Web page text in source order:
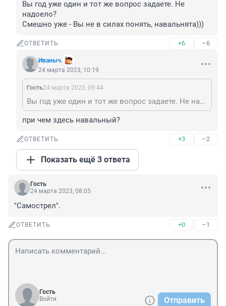
Вы год уже один и тот же вопрос задаете. Не
надоело?
Смешно уже - Вы не в силах понять, навальнята)))
ОТВЕТИТЬ +6 –6
Иваныч.
24 марта 2023, 10:19
Гость24 марта 2023, 09:44
Вы год уже один и тот же вопрос задаете. Не надоело? Смешно уже - Вы не в силах понять, навальнята)))
при чем здесь навальный?
ОТВЕТИТЬ +3 –2
Показать ещё 3 ответа
Гость
24 марта 2023, 08:05
"Самострел".
ОТВЕТИТЬ +0 –1
Гость
Войти
Отправить